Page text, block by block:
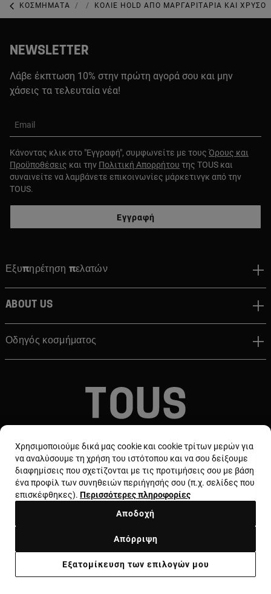
ΚΟΣΜΉΜΑΤΑ ΚΟΣΜΉΜΑΤΑ ΜΕ ΜΑΡΓΑΡΙΤΆΡΙΑ
ΚΟΛΙΈ HOLD ΑΠΌ ΜΑΡΓΑΡΙΤΆΡΙΑ ΚΑΙ ΧΡΥΣΌ
NEWSLETTER
Λάβε έκπτωση 10% στην πρώτη αγορά σου και μην
χάσεις τα τελευταία νέα!
Email
Κάνοντας κλικ στο "Εγγραφή", συμφωνείτε με τους Όρους και
Προϋποθέσεις και την Πολιτική Απορρήτου της TOUS και
συναινείτε να λαμβάνετε επικοινωνίες μάρκετινγκ από την
TOUS.
Εγγραφή
Εξυπηρέτηση πελατών
About us
Οδηγός κοσμήματος
Χώρα και νόμισμα:
Όροι και προϋποθέσεις Χρήση και πολιτική απορρήτου
Χρησιμοποιούμε δικά μας cookie και cookie τρίτων μερών για
να αναλύσουμε τη χρήση του ιστότοπου και να σου δείξουμε
διαφημίσεις που σχετίζονται με τις προτιμήσεις σου με βάση
ένα προφίλ των συνηθειών περιήγησής σου (π.χ. σελίδες που
επισκέφθηκες). Περισσότερες πληροφορίες
Εξατομίκευση των επιλογών μου
Απόρριψη
Αποδοχή